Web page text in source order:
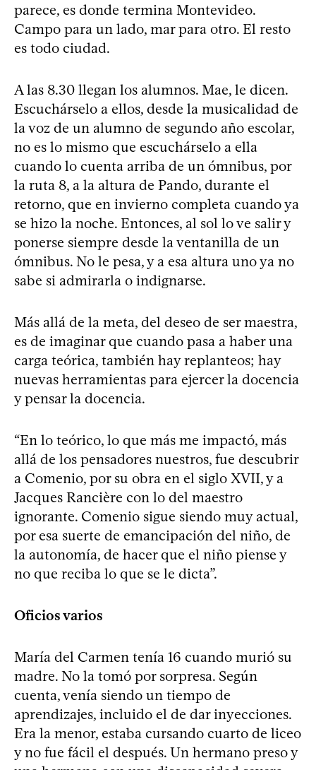
parece, es donde termina Montevideo.
Campo para un lado, mar para otro. El resto
es todo ciudad.
A las 8.30 llegan los alumnos. Mae, le dicen.
Escuchárselo a ellos, desde la musicalidad de
la voz de un alumno de segundo año escolar,
no es lo mismo que escuchárselo a ella
cuando lo cuenta arriba de un ómnibus, por
la ruta 8, a la altura de Pando, durante el
retorno, que en invierno completa cuando ya
se hizo la noche. Entonces, al sol lo ve salir y
ponerse siempre desde la ventanilla de un
ómnibus. No le pesa, y a esa altura uno ya no
sabe si admirarla o indignarse.
Más allá de la meta, del deseo de ser maestra,
es de imaginar que cuando pasa a haber una
carga teórica, también hay replanteos; hay
nuevas herramientas para ejercer la docencia
y pensar la docencia.
“En lo teórico, lo que más me impactó, más
allá de los pensadores nuestros, fue descubrir
a Comenio, por su obra en el siglo XVII, y a
Jacques Rancière con lo del maestro
ignorante. Comenio sigue siendo muy actual,
por esa suerte de emancipación del niño, de
la autonomía, de hacer que el niño piense y
no que reciba lo que se le dicta”.
Oficios varios
María del Carmen tenía 16 cuando murió su
madre. No la tomó por sorpresa. Según
cuenta, venía siendo un tiempo de
aprendizajes, incluido el de dar inyecciones.
Era la menor, estaba cursando cuarto de liceo
y no fue fácil el después. Un hermano preso y